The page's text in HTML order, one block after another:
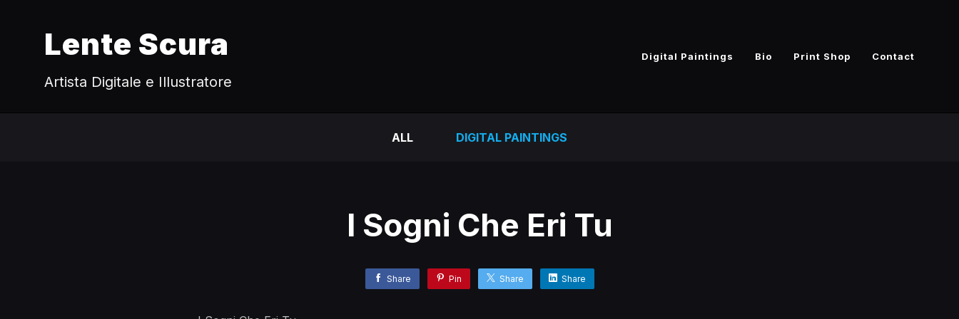
Lente Scura
Artista Digitale e Illustratore
Digital Paintings Bio Print Shop Contact
ALL DIGITAL PAINTINGS
I Sogni Che Eri Tu
Share Pin Share Share